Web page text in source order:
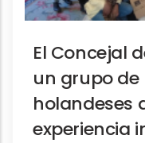
El Concejal
un grupo de
holandeses
experiencia